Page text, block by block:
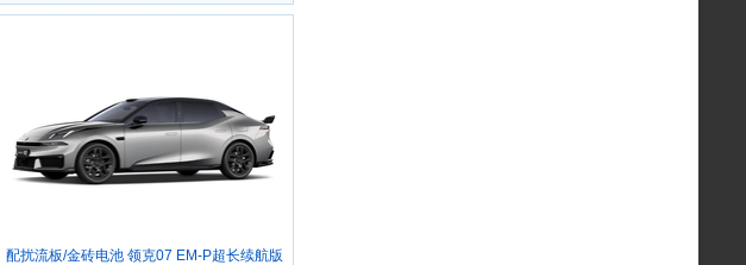
配扰流板/金砖电池 领克07 EM-P超长续航版